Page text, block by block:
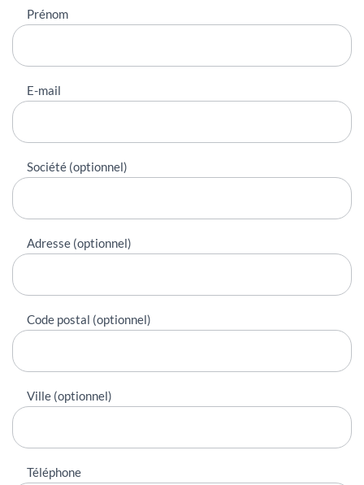
Prénom
E-mail
Société (optionnel)
Adresse (optionnel)
Code postal (optionnel)
Ville (optionnel)
Téléphone